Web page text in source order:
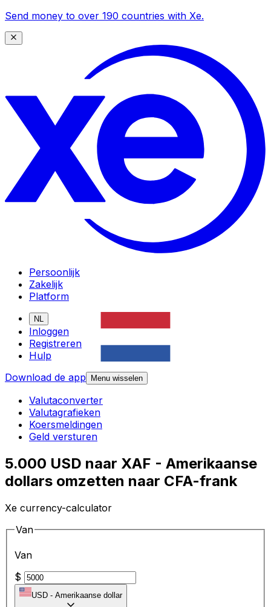
Send money to over 190 countries with Xe.
Persoonlijk
Zakelijk
Platform
NL
Inloggen
Registreren
Hulp
Download de app
Menu wisselen
Valutaconverter
Valutagrafieken
Koersmeldingen
Geld versturen
5.000 USD naar XAF - Amerikaanse
dollars omzetten naar CFA-frank
Xe currency-calculator
Van
Van
$
USD - Amerikaanse dollar